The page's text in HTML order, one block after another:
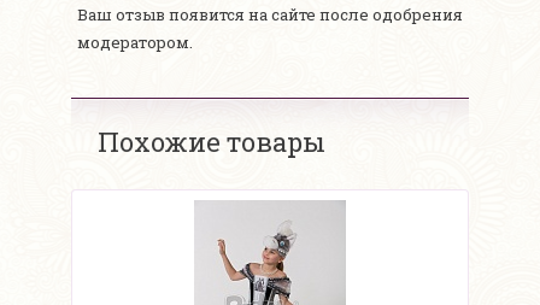
Ваш отзыв появится на сайте после одобрения
модератором.
Похожие товары